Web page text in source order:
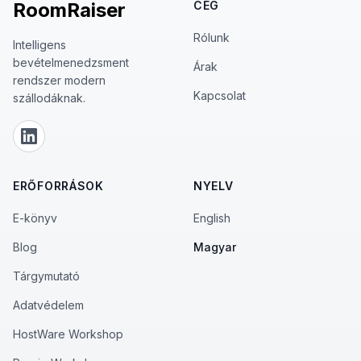
konzultációt kapsz.
RoomRaiser
Intelligens
bevételmenedzsment
rendszer modern
szállodáknak.
LinkedIn
CÉG
Rólunk
Árak
Kapcsolat
ERŐFORRÁSOK
E-könyv
Blog
Tárgymutató
Adatvédelem
HostWare Workshop
NYELV
English
Magyar